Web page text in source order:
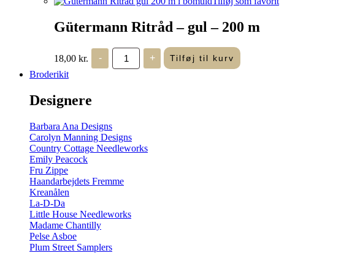
Gütermann Ritråd – gul – 200 m
18,00 kr. -
Gütermann
Ritråd
-
+ Tilføj til kurv
Broderikit
Designere
Barbara Ana Designs
Carolyn Manning Designs
Country Cottage Needleworks
Emily Peacock
Fru Zippe
Haandarbejdets Fremme
Kreanålen
La-D-Da
Little House Needleworks
Madame Chantilly
Pelse Asboe
Plum Street Samplers